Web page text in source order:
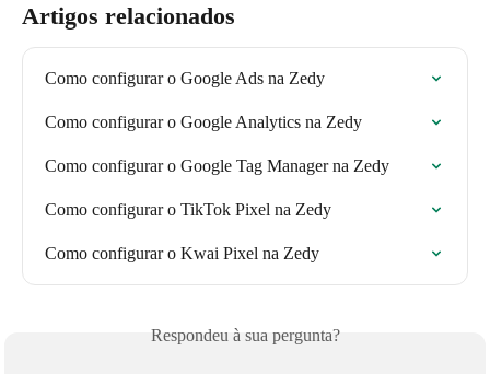
Artigos relacionados
Como configurar o Google Ads na Zedy
Como configurar o Google Analytics na Zedy
Como configurar o Google Tag Manager na Zedy
Como configurar o TikTok Pixel na Zedy
Como configurar o Kwai Pixel na Zedy
Respondeu à sua pergunta?